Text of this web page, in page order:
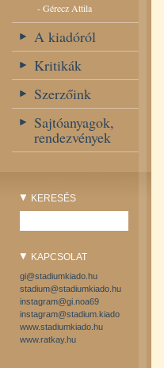
-Gérecz Attila
A kiadóról
Kritikák
Szerzőink
Sajtóanyagok,
rendezvények
KERESÉS
KAPCSOLAT
gi@stadiumkiado.hu
stadium@stadiumkiado.hu
instagram@gi.noa69
instagram@stadium.kiado
www.stadiumkiado.hu
www.ratkay.hu